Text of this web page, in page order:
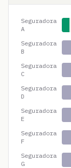
Seguradora
A
Seguradora
B
Seguradora
C
Seguradora
D
Seguradora
E
Seguradora
F
Seguradora
G